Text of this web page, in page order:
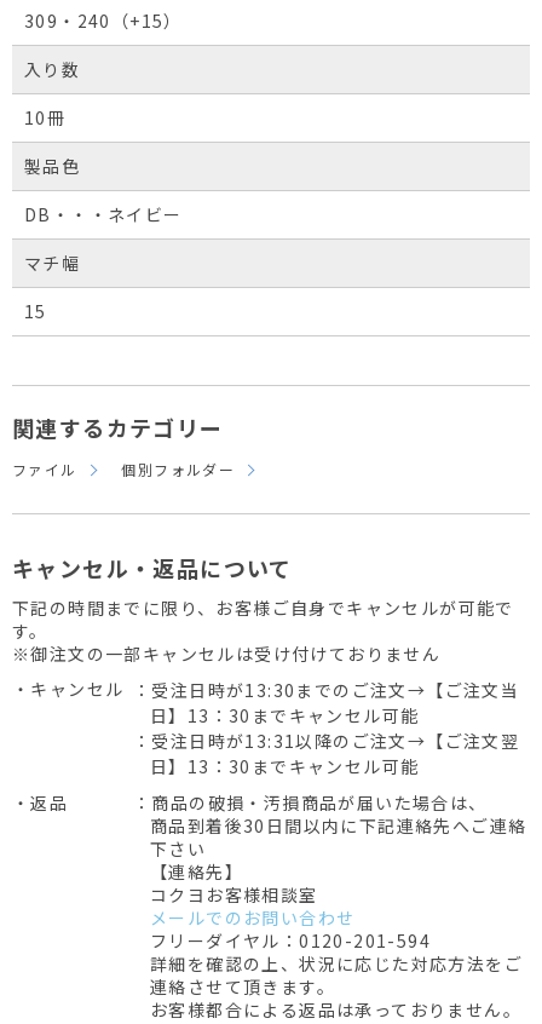
309・240（+15）
入り数
10冊
製品色
DB・・・ネイビー
マチ幅
15
関連するカテゴリー
ファイル 個別フォルダー
キャンセル・返品について
下記の時間までに限り、お客様ご自身でキャンセルが可能で
す。
※御注文の一部キャンセルは受け付けておりません
・キャンセル
：受注日時が13:30までのご注文→【ご注文当
日】13：30までキャンセル可能
：受注日時が13:31以降のご注文→【ご注文翌
日】13：30までキャンセル可能
・返品
：商品の破損・汚損商品が届いた場合は、
商品到着後30日間以内に下記連絡先へご連絡
下さい
【連絡先】
コクヨお客様相談室
メールでのお問い合わせ
フリーダイヤル：0120-201-594
詳細を確認の上、状況に応じた対応方法をご
連絡させて頂きます。
お客様都合による返品は承っておりません。